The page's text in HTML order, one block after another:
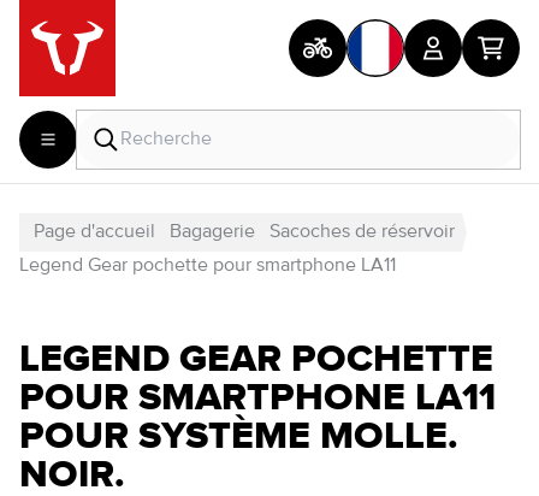
Page d'accueil Bagagerie
Sacoches de réservoir
Legend Gear pochette pour smartphone LA11
LEGEND GEAR POCHETTE
POUR SMARTPHONE LA11
POUR SYSTÈME MOLLE.
NOIR.